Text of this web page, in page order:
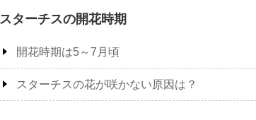
スターチスの開花時期
開花時期は5～7月頃
スターチスの花が咲かない原因は？